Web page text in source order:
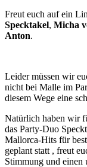
Freut euch auf ein
Specktakel, Micha
Anton.
Leider müssen wir
nicht bei Malle im
diesem Wege eine
Natürlich haben wir
das Party-Duo
Mallorca-Hits für
geplant statt , freut
Stimmung und einen